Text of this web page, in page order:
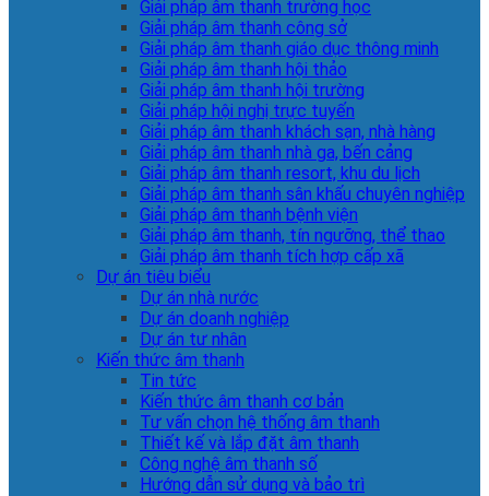
Giải pháp âm thanh trường học
Giải pháp âm thanh công sở
Giải pháp âm thanh giáo dục thông minh
Giải pháp âm thanh hội thảo
Giải pháp âm thanh hội trường
Giải pháp hội nghị trực tuyến
Giải pháp âm thanh khách sạn, nhà hàng
Giải pháp âm thanh nhà ga, bến cảng
Giải pháp âm thanh resort, khu du lịch
Giải pháp âm thanh sân khấu chuyên nghiệp
Giải pháp âm thanh bệnh viện
Giải pháp âm thanh, tín ngưỡng, thể thao
Giải pháp âm thanh tích hợp cấp xã
Dự án tiêu biểu
Dự án nhà nước
Dự án doanh nghiệp
Dự án tư nhân
Kiến thức âm thanh
Tin tức
Kiến thức âm thanh cơ bản
Tư vấn chọn hệ thống âm thanh
Thiết kế và lắp đặt âm thanh
Công nghệ âm thanh số
Hướng dẫn sử dụng và bảo trì